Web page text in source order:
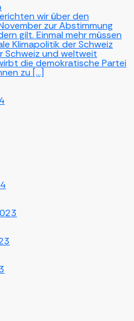
wir über den
zur Abstimmung
gilt. Einmal mehr müssen
Klimapolitik der Schweiz
und weltweit
die demokratische Partei
zu […]